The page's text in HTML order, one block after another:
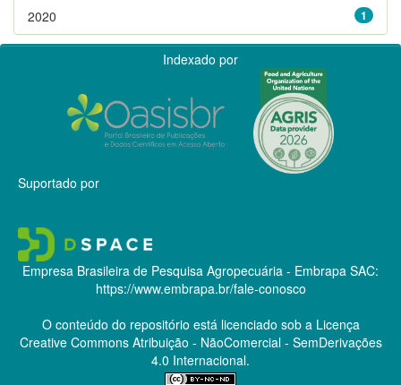
1
2020
Indexado por
Suportado por
Empresa Brasileira de Pesquisa Agropecuária - Embrapa SAC:
https://www.embrapa.br/fale-conosco
O conteúdo do repositório está licenciado sob a Licença
Creative CommonsAtribuição - NãoComercial - SemDerivações
4.0 Internacional.